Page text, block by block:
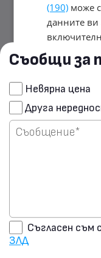
Сподели
Изпрати
продавача
Съобщи за
Невярна цена
Друга
Съгласен съм с
ЗЛД
(190) може
данните ви
данни за
на
доставчици
законен
имате
за